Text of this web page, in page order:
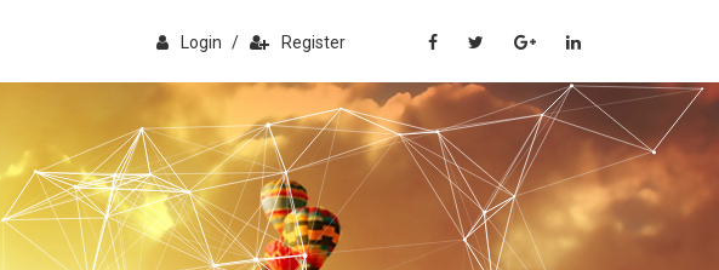
Login / Register